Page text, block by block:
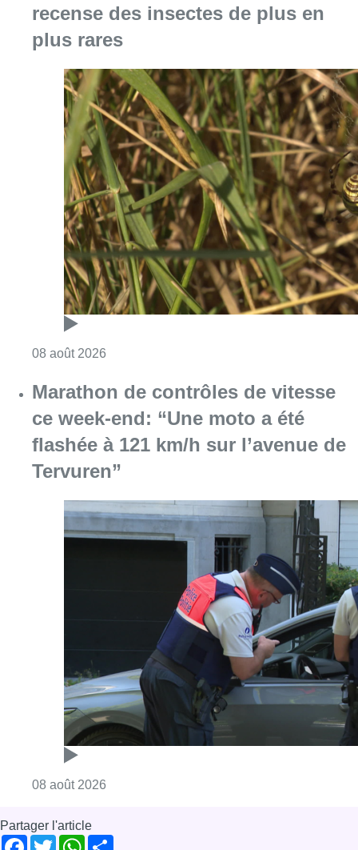
recense des insectes de plus en
plus rares
08 août 2026
Marathon de contrôles de vitesse
ce week-end: “Une moto a été
flashée à 121 km/h sur l’avenue de
Tervuren”
08 août 2026
Partager l'article
Facebook
TwitterWhatsApp